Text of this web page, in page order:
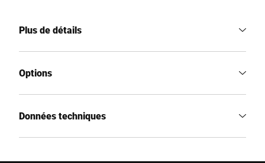
Plus de détails
Options
Données techniques